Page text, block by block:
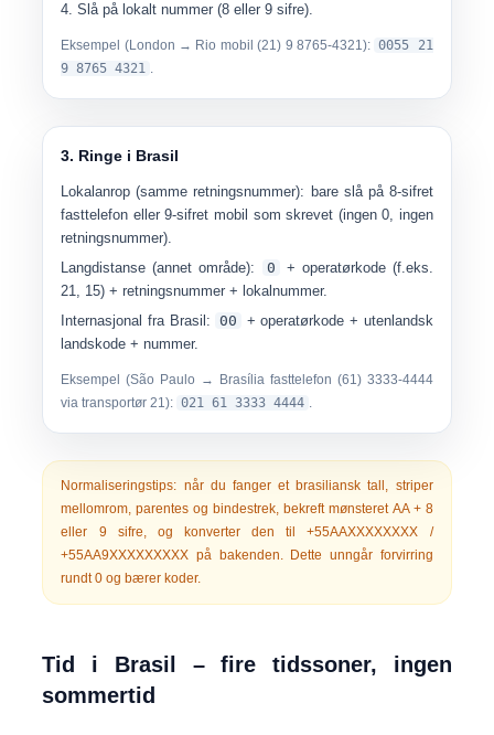
Slå på lokalt nummer (8 eller 9 sifre).
Eksempel (London → Rio mobil (21) 9 8765-4321): 0055 21
9 8765 4321 .
3. Ringe i Brasil
Lokalanrop (samme retningsnummer): bare slå på 8-sifret
fasttelefon eller9-sifret mobil som skrevet (ingen 0, ingen
retningsnummer).
Langdistanse (annet område):
0
+ operatørkode (f.eks.
21, 15) + retningsnummer + lokalnummer.
Internasjonal fra Brasil:
00
+ operatørkode + utenlandsk
landskode + nummer.
Eksempel (São Paulo → Brasília fasttelefon (61) 3333-4444
via transportør 21): 021 61 3333 4444 .
Normaliseringstips: når du fanger et brasiliansk tall, striper
mellomrom, parentes og bindestrek, bekreft mønsteret AA + 8
eller 9 sifre, og konverter den til+55AAXXXXXXXX /
+55AA9XXXXXXXXX på bakenden. Dette unngår forvirring
rundt 0 og bærer koder.
Tid i Brasil – fire tidssoner, ingen
sommertid